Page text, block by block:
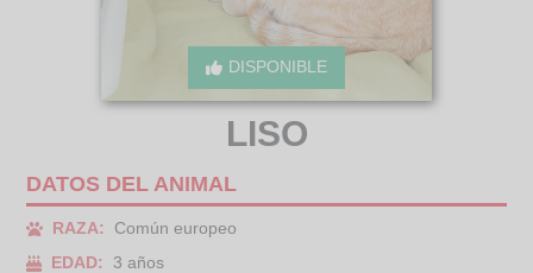
DISPONIBLE
LISO
DATOS DEL ANIMAL
RAZA:
Común europeo
EDAD:
3 años